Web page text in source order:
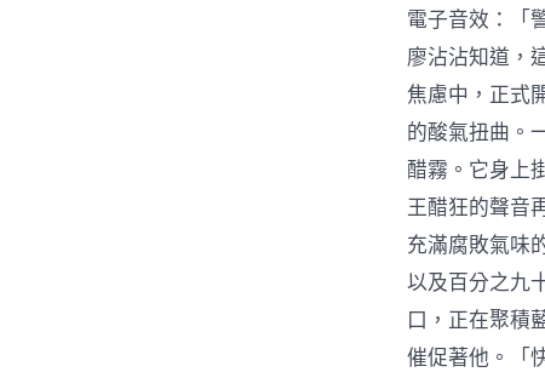
電子音效：「
廖沾沾知道，
焦慮中，正式
的酸氣扭曲。
醋霧。它身上
王醋狂的聲音
充滿腐敗氣味
以及百分之九
口，正在聚積
催促著他。「